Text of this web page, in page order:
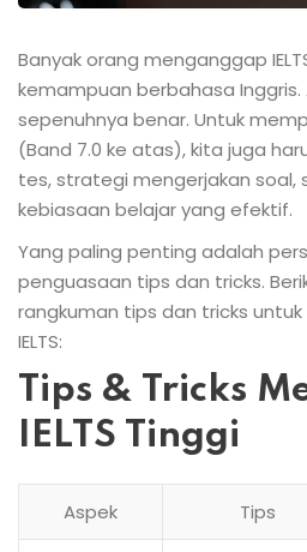
Banyak orang menganggap
kemampuan berbahasa
sepenuhnya benar. Untuk
(Band 7.0 ke atas), kita juga
tes, strategi mengerjakan soal,
kebiasaan belajar yang efektif.
Yang paling penting adalah
penguasaan tips dan tricks.
rangkuman tips dan tricks
IELTS:
Tips & Tricks
IELTS Tinggi
Aspek Tips